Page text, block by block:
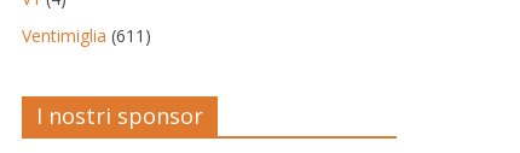
Ventimiglia (611)
I nostri sponsor